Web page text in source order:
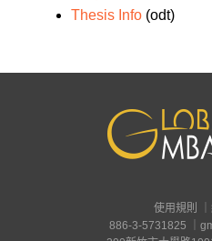
Thesis Info (odt)
使用規則 ｜
886-3-5731825 ｜